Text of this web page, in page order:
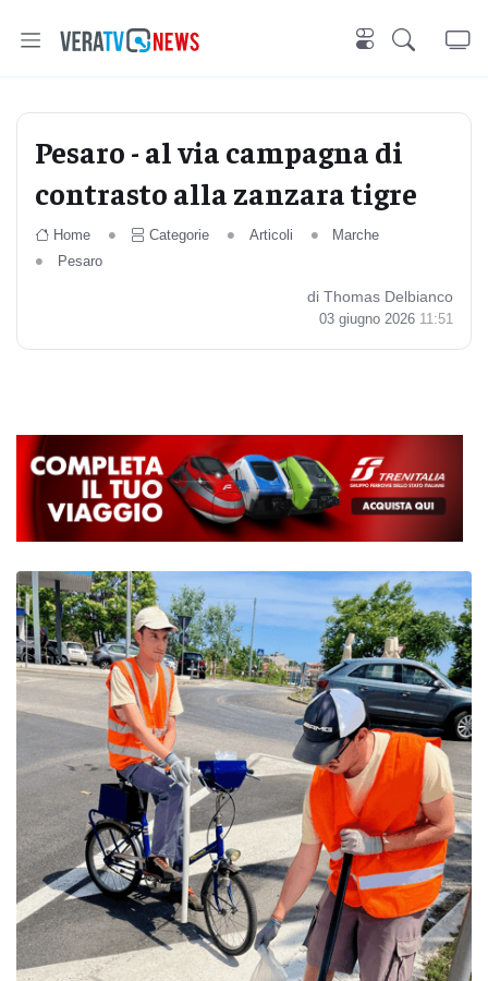
Pesaro - al via campagna di
contrasto alla zanzara tigre
Home Categorie Articoli
Marche
Pesaro
di Thomas Delbianco
03 giugno 2026 11:51